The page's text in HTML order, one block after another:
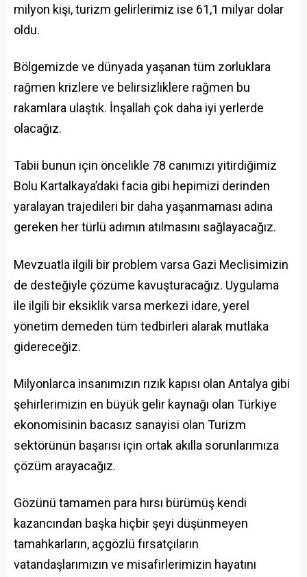
milyon kişi, turizm gelirlerimiz ise 61,1 milyar dolar
oldu.
Bölgemizde ve dünyada yaşanan tüm zorluklara
rağmen krizlere ve belirsizliklere rağmen bu
rakamlara ulaştık. İnşallah çok daha iyi yerlerde
olacağız.
Tabii bunun için öncelikle 78 canımızı yitirdiğimiz
Bolu Kartalkaya’daki facia gibi hepimizi derinden
yaralayan trajedileri bir daha yaşanmaması adına
gereken her türlü adımın atılmasını sağlayacağız.
Mevzuatla ilgili bir problem varsa Gazi Meclisimizin
de desteğiyle çözüme kavuşturacağız. Uygulama
ile ilgili bir eksiklik varsa merkezi idare, yerel
yönetim demeden tüm tedbirleri alarak mutlaka
gidereceğiz.
Milyonlarca insanımızın rızık kapısı olan Antalya gibi
şehirlerimizin en büyük gelir kaynağı olan Türkiye
ekonomisinin bacasız sanayisi olan Turizm
sektörünün başarısı için ortak akılla sorunlarımıza
çözüm arayacağız.
Gözünü tamamen para hırsı bürümüş kendi
kazancından başka hiçbir şeyi düşünmeyen
tamahkarların, açgözlü fırsatçıların
vatandaşlarımızın ve misafirlerimizin hayatını